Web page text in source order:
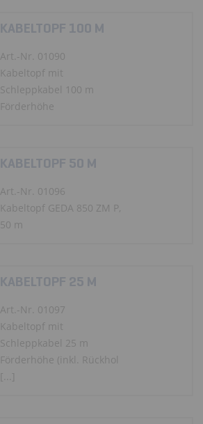
KABELTOPF 100 M
Art.-Nr. 01090
Kabeltopf mit
Schleppkabel 100 m
Förderhöhe
KABELTOPF 50 M
Art.-Nr. 01096
Kabeltopf GEDA 850 ZM P,
50 m
KABELTOPF 25 M
Art.-Nr. 01097
Kabeltopf mit
Schleppkabel 25 m
Förderhöhe (inkl. Rückhol
[...]